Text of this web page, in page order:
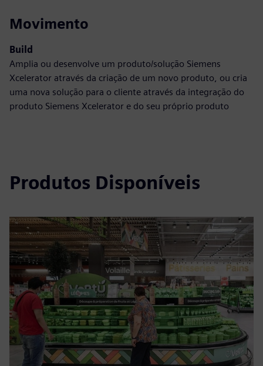
Movimento
Build
Amplia ou desenvolve um produto/solução Siemens
Xcelerator através da criação de um novo produto, ou cria
uma nova solução para o cliente através da integração do
produto Siemens Xcelerator e do seu próprio produto
Produtos Disponíveis